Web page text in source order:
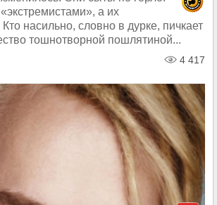
а их
насильно, словно в дурке, пичкает
тошнотворной пошлятиной...
4 417